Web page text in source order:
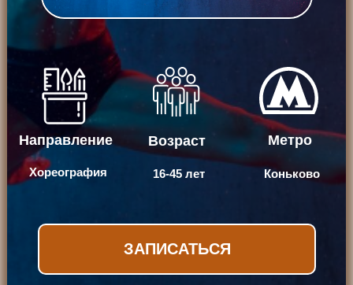
Направление
Хореография
Возраст
16-45 лет
Метро
Коньково
ЗАПИСАТЬСЯ